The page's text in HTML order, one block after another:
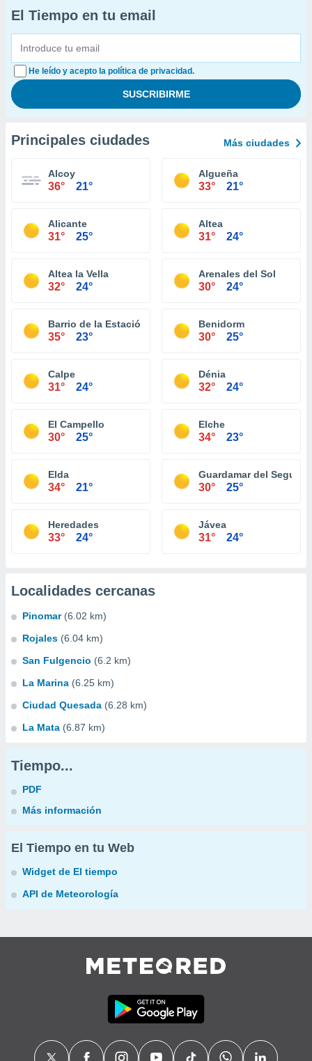
El Tiempo en tu email
He leído y acepto la política de privacidad.
Principales ciudades Más ciudades
Alcoy
36° 21°
Algueña
33° 21°
Alicante
31° 25°
Altea
31° 24°
Altea la Vella
32° 24°
Arenales del Sol
30° 24°
Barrio de la Estación de Crevillente
35° 23°
Benidorm
30° 25°
Calpe
31° 24°
Dénia
32° 24°
El Campello
30° 25°
Elche
34° 23°
Elda
34° 21°
Guardamar del Segura
30° 25°
Heredades
33° 24°
Jávea
31° 24°
Localidades cercanas
Pinomar (6.02 km)
Rojales (6.04 km)
San Fulgencio (6.2 km)
La Marina (6.25 km)
Ciudad Quesada (6.28 km)
La Mata (6.87 km)
Tiempo...
PDF
Más información
El Tiempo en tu Web
Widget de El tiempo
API de Meteorología